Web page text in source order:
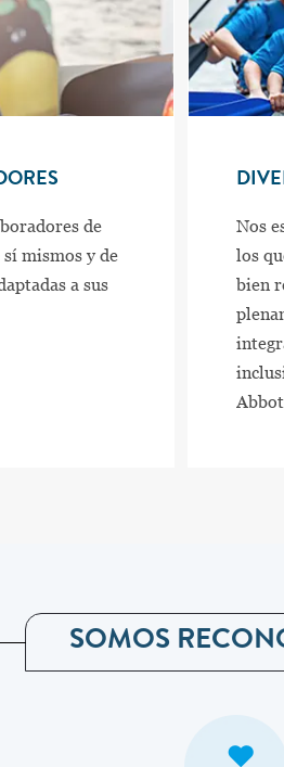
de
mismos y de
a sus
Nos
los
bien
SOMOS